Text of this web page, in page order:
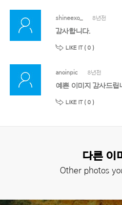
shineexo_ 8년전
감사합니다.
LIKE IT ( 0 )
anoinpic 8년전
예쁜 이미지 감사드립
LIKE IT ( 0 )
다른 이
Other photos